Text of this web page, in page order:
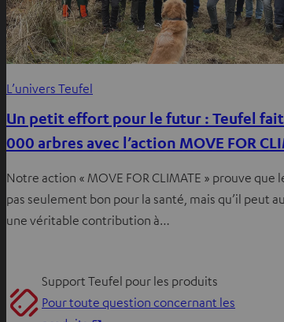
L’univers Teufel
Un petit effort pour le futur : Teufel
000 arbres avec l’action MOVE FOR
Notre action « MOVE FOR CLIMATE » prouve que
pas seulement bon pour la santé, mais qu’il peut
une véritable contribution à…
Support Teufel pour les produits
Pour toute question concernant les